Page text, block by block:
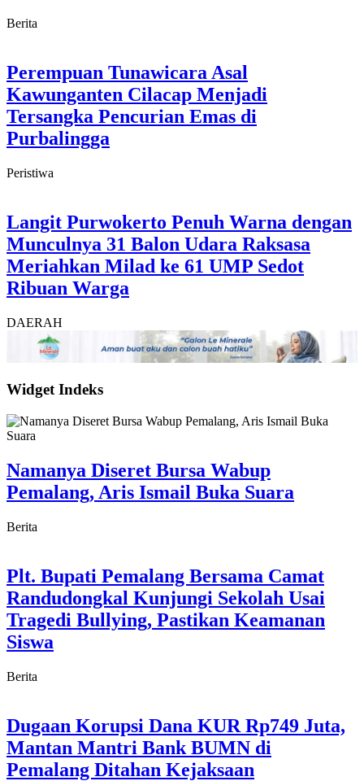
Berita
Perempuan Tunawicara Asal
Kawunganten Cilacap Menjadi
Tersangka Pencurian Emas di
Purbalingga
Peristiwa
Langit Purwokerto Penuh Warna dengan
Munculnya 31 Balon Udara Raksasa
Meriahkan Milad ke 61 UMP Sedot
Ribuan Warga
DAERAH
Widget Indeks
Namanya Diseret Bursa Wabup
Pemalang, Aris Ismail Buka Suara
Berita
Plt. Bupati Pemalang Bersama Camat
Randudongkal Kunjungi Sekolah Usai
Tragedi Bullying, Pastikan Keamanan
Siswa
Berita
Dugaan Korupsi Dana KUR Rp749 Juta,
Mantan Mantri Bank BUMN di
Pemalang Ditahan Kejaksaan